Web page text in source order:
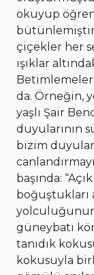
okuyup
çiçekler her
ışıklar
Betimlemeler
da. Örneğin,
yaşlı Şair
duyularının
bizim
başında:
boğuştukları
yolculuğunun
güneybatı
tanıdık
kokusuyla